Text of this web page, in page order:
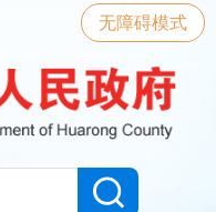
无障碍模式